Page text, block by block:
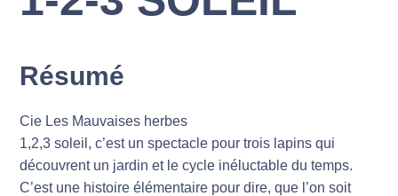
Résumé
Cie Les Mauvaises herbes
1,2,3 soleil, c’est un spectacle pour trois lapins qui
découvrent un jardin et le cycle inéluctable du temps.
C’est une histoire élémentaire pour dire, que l’on soit